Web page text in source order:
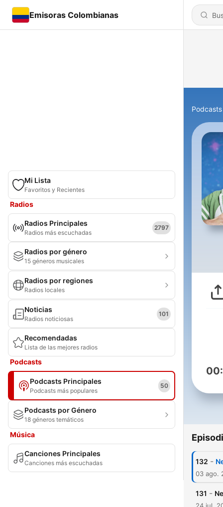
Emisoras Colombianas
Mi Lista
Favoritos y Recientes
Radios
Radios Principales
Radios más escuchadas
2797
Radios por género
15 géneros musicales
Radios por regiones
Radios locales
Noticias
Radios noticiosas
101
Recomendadas
Lista de las mejores radios
Podcasts
Podcasts Principales
Podcasts más populares
50
Podcasts por Género
18 géneros temáticos
Música
Canciones Principales
Canciones más escuchadas
Podcasts
132 -
03 ago.
131 -